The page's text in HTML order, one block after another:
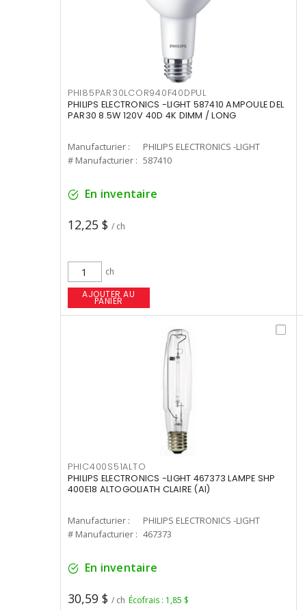
PHI85PAR30LCOR940F40DPUL
PHILIPS ELECTRONICS -LIGHT 587410 AMPOULE DEL
PAR30 8.5W 120V 40D 4K DIMM / LONG
Manufacturier :
PHILIPS ELECTRONICS -LIGHT
# Manufacturier : 587410
En inventaire
12,25 $ / ch
ch
AJOUTER AU
PANIER
PHIC400S51ALTO
PHILIPS ELECTRONICS -LIGHT 467373 LAMPE SHP
400E18 ALTOGOLIATH CLAIRE (AI)
Manufacturier :
PHILIPS ELECTRONICS -LIGHT
# Manufacturier : 467373
En inventaire
30,59 $ / ch Écofrais : 1,85 $